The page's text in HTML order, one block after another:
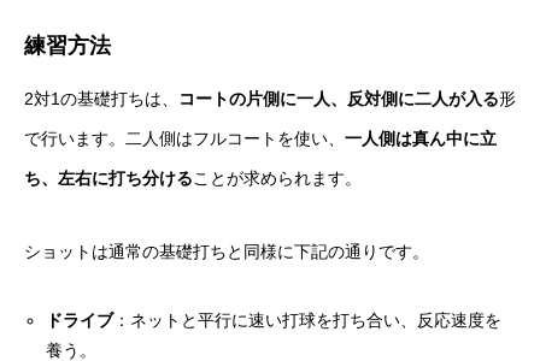
練習方法
2対1の基礎打ちは、 コートの片側に一人、反対側に二人が入る形
で行います。二人側はフルコートを使い、 一人側は真ん中に立
ち、左右に打ち分けることが求められます。
ショットは通常の基礎打ちと同様に下記の通りです。
ドライブ：ネットと平行に速い打球を打ち合い、反応速度を
養う。